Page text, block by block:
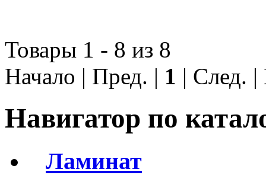
Товары 1 - 8 из 8
Начало | Пред. | 1 | След.
Навигатор по
Ламинат